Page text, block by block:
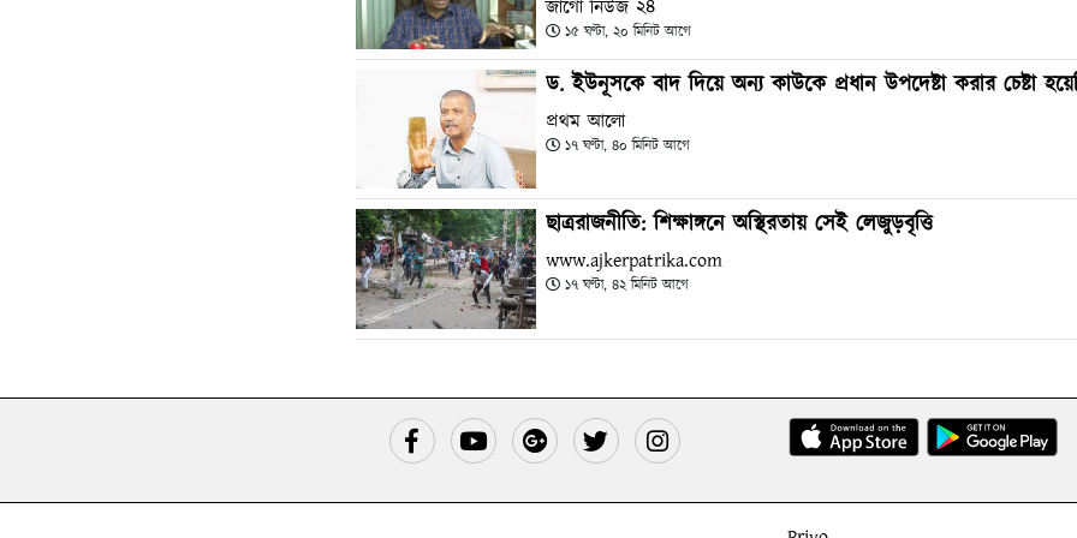
জাগো নিউজ ২৪
১৫ ঘণ্টা, ২০ মিনিট আগে
ড. ইউনূসকে বাদ দিয়ে অন্য কাউকে প্রধান উপদেষ্টা করার চেষ্টা
প্রথম আলো
১৭ ঘণ্টা, ৪০ মিনিট আগে
ছাত্ররাজনীতি: শিক্ষাঙ্গনে অস্থিরতায় সেই লেজুড়বৃত্তি
www.ajkerpatrika.com
১৭ ঘণ্টা, ৪২ মিনিট আগে